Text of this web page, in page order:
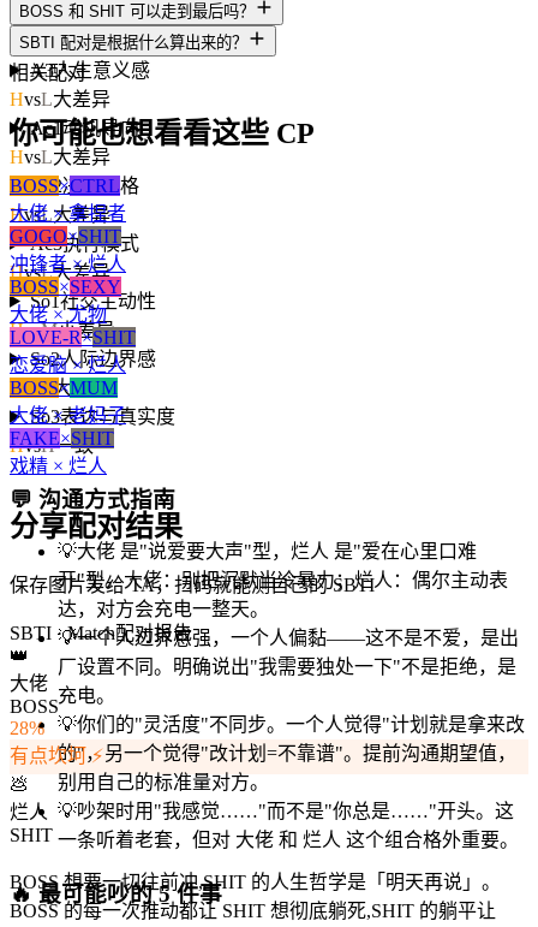
A2规则与灵活度
HvsL大差异
A3人生意义感
HvsL大差异
Ac1动机导向
HvsL大差异
Ac2决策风格
HvsL大差异
Ac3执行模式
HvsL大差异
So1社交主动性
HvsM小差异
So2人际边界感
HvsL大差异
So3表达与真实度
HvsH一致
💬 沟通方式指南
💡大佬 是"说爱要大声"型，烂人 是"爱在心里口难
开"型。大佬：别把沉默当冷暴力；烂人：偶尔主动表
达，对方会充电一整天。
💡一个人边界感强，一个人偏黏——这不是不爱，是出
厂设置不同。明确说出"我需要独处一下"不是拒绝，是
充电。
💡你们的"灵活度"不同步。一个人觉得"计划就是拿来改
的"，另一个觉得"改计划=不靠谱"。提前沟通期望值，
别用自己的标准量对方。
💡吵架时用"我感觉……"而不是"你总是……"开头。这
一条听着老套，但对 大佬 和 烂人 这个组合格外重要。
🔥最可能吵的 5 件事
BOSS 和 SHIT 可以走到最后吗？
SBTI 配对是根据什么算出来的？
相关配对
你可能也想看看这些 CP
BOSS×CTRL
大佬 × 拿捏者
GOGO×SHIT
冲锋者 × 烂人
BOSS×SEXY
大佬 × 尤物
LOVE-R×SHIT
恋爱脑 × 烂人
BOSS×MUM
大佬 × 老妈子
FAKE×SHIT
戏精 × 烂人
分享配对结果
保存图片发给 TA，扫码就能测自己的 SBTI
SBTI · Match配对报告
👑
大佬
BOSS
28%
有点坎坷 ⚡
💩
烂人
SHIT
BOSS 想要一切往前冲,SHIT 的人生哲学是「明天再说」。
BOSS 的每一次推动都让 SHIT 想彻底躺死,SHIT 的躺平让